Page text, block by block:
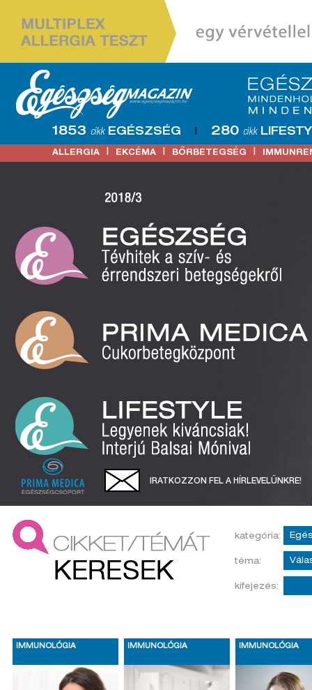
1853 cikk EGÉSZSÉG | 280 cikk
ALLERGIA | EKCÉMA | BŐRBETEGSÉG |
IRATKOZZON FEL A HÍRLEVELÜNKRE!
kategória:
téma:
kifejezés:
IMMUNOLÓGIA IMMUNOLÓGIA IMMUNOLÓGIA